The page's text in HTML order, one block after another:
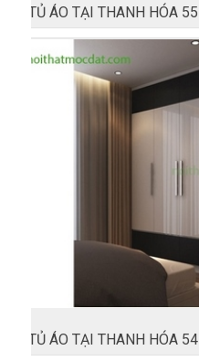
TỦ ÁO TẠI THANH HÓA 55
TỦ ÁO TẠI THANH HÓA 54